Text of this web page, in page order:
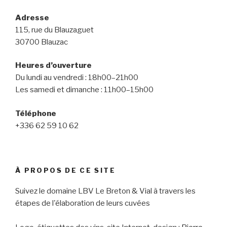
Adresse
115, rue du Blauzaguet
30700 Blauzac
Heures d’ouverture
Du lundi au vendredi : 18h00–21h00
Les samedi et dimanche : 11h00–15h00
Téléphone
+336 62 59 10 62
À PROPOS DE CE SITE
Suivez le domaine LBV Le Breton & Vial à travers les
étapes de l'élaboration de leurs cuvées